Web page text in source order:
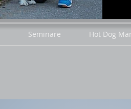
Seminare Hot Dog